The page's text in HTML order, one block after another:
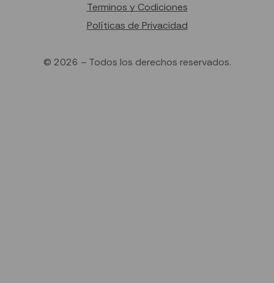
Terminos y Codiciones
Políticas de Privacidad
© 2026 – Todos los derechos reservados.